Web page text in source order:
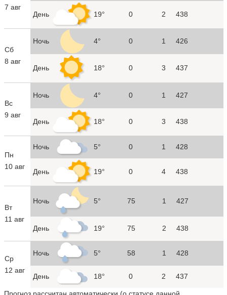
7 авг
День 19° 0 2 438
Сб
8 авг
Ночь 4° 0 1 426
День 18° 0 3 437
Вс
9 авг
Ночь 4° 0 1 427
День 18° 0 3 438
Пн
10 авг
Ночь 5° 0 1 428
День 19° 0 4 438
Вт
11 авг
Ночь 5° 75 1 427
День 19° 75 2 438
Ср
12 авг
Ночь 5° 58 1 428
День 18° 0 2 437
Прогноз рассчитан автоматически (о статусе данной